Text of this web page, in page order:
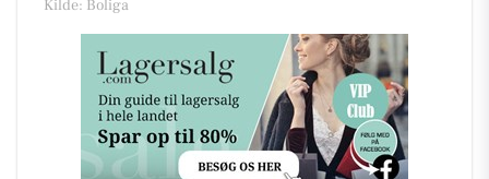
Kilde: Boliga